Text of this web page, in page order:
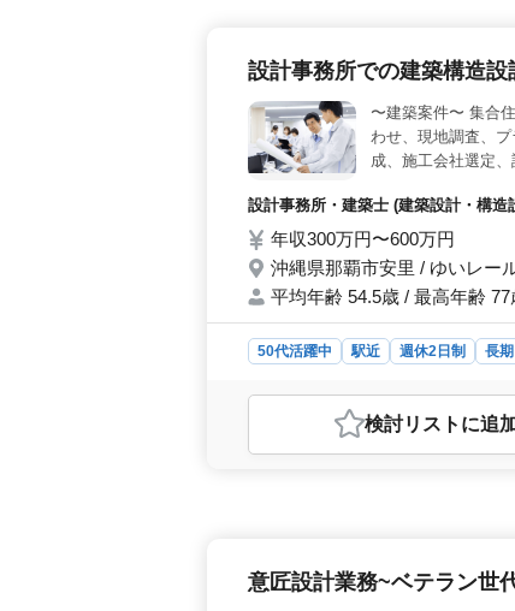
充実など、働きやすい環境が整っ
設計事務所での建築構造
〜建築案件〜 集合
わせ、現地調査、
成、施工会社選定
方募集しておりま
設計事務所・建築士 (建築設計・構造
年収300万円〜600万円
沖縄県那覇市安里 / ゆいレ
平均年齢 54.5歳 / 最高年齢 77
50代活躍中 駅近 週休2日制 長期
＜業務内容の特徴＞ この求人は
宅、店舗、工場、学校、公営住宅
CAD操作も必要です。 ＜働き
た、通勤手当の支給や福利厚生の
検討リスト に追
意匠設計業務~ベテラン世